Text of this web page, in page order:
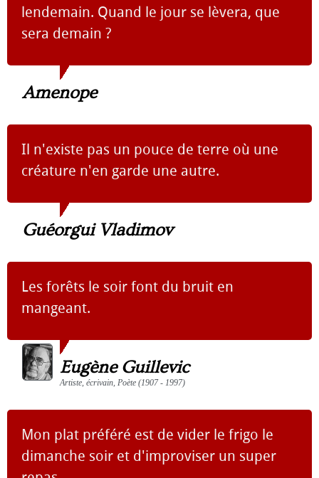
lendemain. Quand le jour se lèvera, que
sera demain ?
Amenope
Il n'existe pas un pouce de terre où une
créature n'en garde une autre.
Guéorgui Vladimov
Les forêts le soir font du bruit en
mangeant.
Eugène Guillevic
Artiste, écrivain, Poète (1907 - 1997)
Mon plat préféré est de vider le frigo le
dimanche soir et d'improviser un super